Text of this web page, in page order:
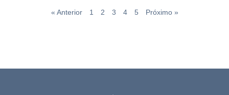
« Anterior 1 2 3 4 5 Próximo »